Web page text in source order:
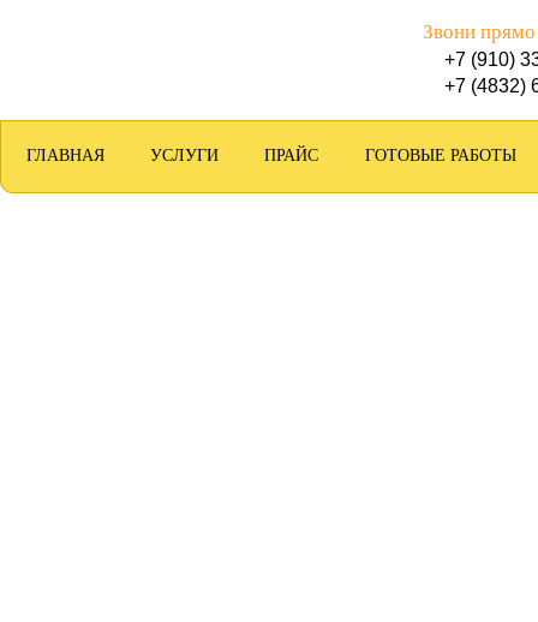
Звони
+7 (910)
+7 (4832)
ГЛАВНАЯ УСЛУГИ ПРАЙС ГОТОВЫЕ РАБОТЫ